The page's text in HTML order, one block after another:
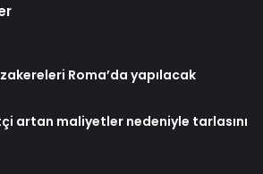
Roma’da yapılacak
artan maliyetler nedeniyle tarlasını